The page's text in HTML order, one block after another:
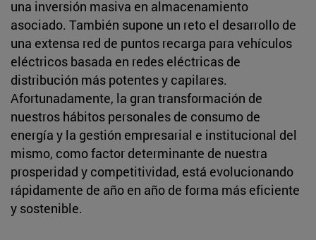
una inversión masiva en almacenamiento
asociado. También supone un reto el desarrollo de
una extensa red de puntos recarga para vehículos
eléctricos basada en redes eléctricas de
distribución más potentes y capilares.
Afortunadamente, la gran transformación de
nuestros hábitos personales de consumo de
energía y la gestión empresarial e institucional del
mismo, como factor determinante de nuestra
prosperidad y competitividad, está evolucionando
rápidamente de año en año de forma más eficiente
y sostenible.